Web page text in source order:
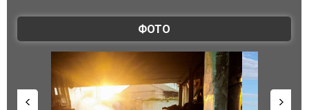
ФОТО